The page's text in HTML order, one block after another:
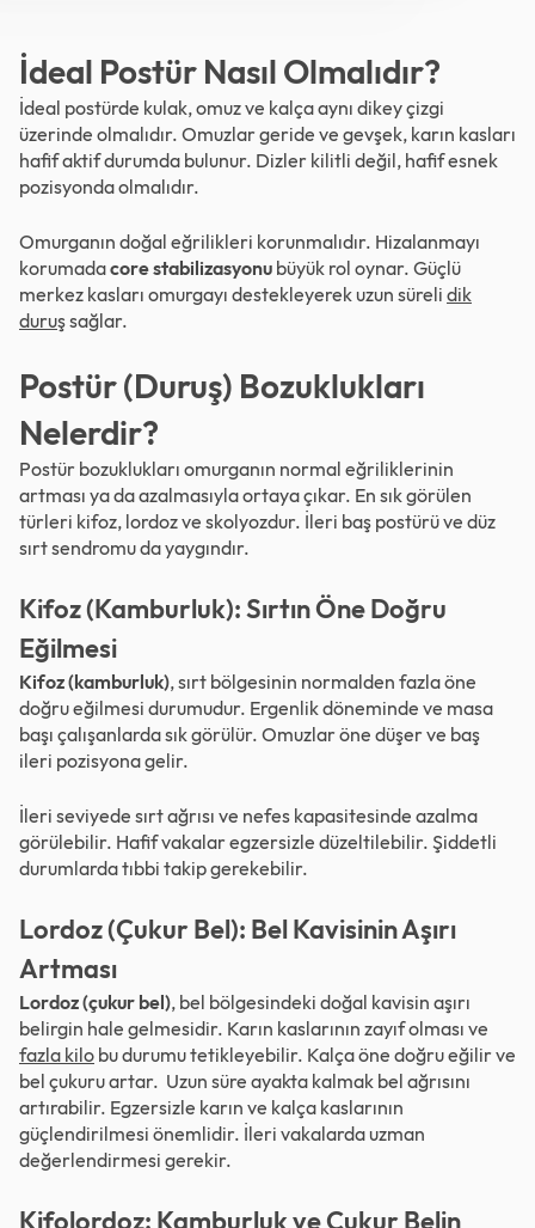
İdeal Postür Nasıl Olmalıdır?
İdeal postürde kulak, omuz ve kalça aynı dikey çizgi
üzerinde olmalıdır. Omuzlar geride ve gevşek, karın kasları
hafif aktif durumda bulunur. Dizler kilitli değil, hafif esnek
pozisyonda olmalıdır.
Omurganın doğal eğrilikleri korunmalıdır. Hizalanmayı
korumadacore stabilizasyonu büyük rol oynar. Güçlü
merkez kasları omurgayı destekleyerek uzun süreli dik
duruşsağlar.
Postür (Duruş) Bozuklukları
Nelerdir?
Postür bozuklukları omurganın normal eğriliklerinin
artması ya da azalmasıyla ortaya çıkar. En sık görülen
türleri kifoz, lordoz ve skolyozdur. İleri baş postürü ve düz
sırt sendromu da yaygındır.
Kifoz (Kamburluk): Sırtın Öne Doğru
Eğilmesi
Kifoz (kamburluk), sırt bölgesinin normalden fazla öne
doğru eğilmesi durumudur. Ergenlik döneminde ve masa
başı çalışanlarda sık görülür. Omuzlar öne düşer ve baş
ileri pozisyona gelir.
İleri seviyede sırt ağrısı ve nefes kapasitesinde azalma
görülebilir. Hafif vakalar egzersizle düzeltilebilir. Şiddetli
durumlarda tıbbi takip gerekebilir.
Lordoz (Çukur Bel): Bel Kavisinin Aşırı
Artması
Lordoz (çukur bel), bel bölgesindeki doğal kavisin aşırı
belirgin hale gelmesidir. Karın kaslarının zayıf olması ve
fazla kilo bu durumu tetikleyebilir. Kalça öne doğru eğilir ve
bel çukuru artar. Uzun süre ayakta kalmak bel ağrısını
artırabilir. Egzersizle karın ve kalça kaslarının
güçlendirilmesi önemlidir. İleri vakalarda uzman
değerlendirmesi gerekir.
Kifolordoz: Kamburluk ve Çukur Belin